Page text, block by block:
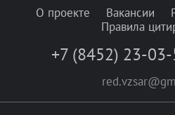
О проекте Вакансии
Правила
+7 (8452) 23-